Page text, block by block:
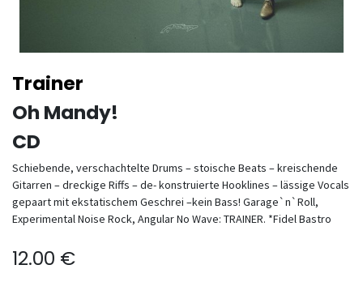
Trainer
Oh Mandy!
CD
Schiebende, verschachtelte Drums – stoische Beats – kreischende
Gitarren – dreckige Riffs – de- konstruierte Hooklines – lässige Vocals
gepaart mit ekstatischem Geschrei –kein Bass! Garage`n`Roll,
Experimental Noise Rock, Angular No Wave: TRAINER. *Fidel Bastro
12.00 €